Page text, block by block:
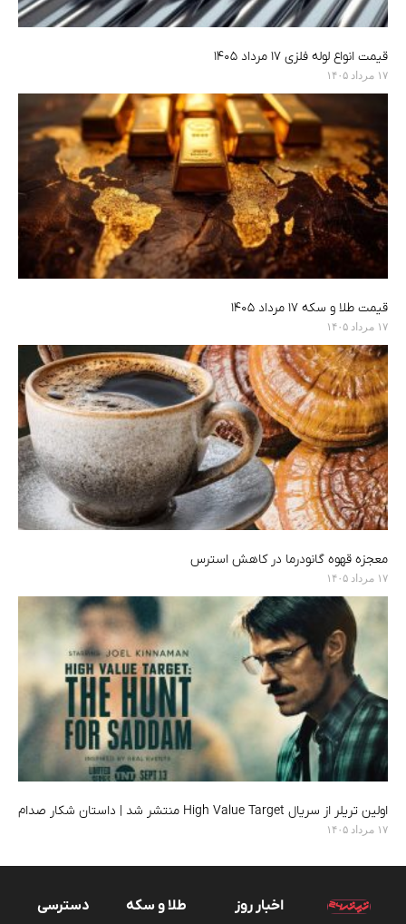
قیمت انواع لوله فلزی ۱۷ مرداد ۱۴۰۵
۱۷ مرداد ۱۴۰۵
قیمت طلا و سکه ۱۷ مرداد ۱۴۰۵
۱۷ مرداد ۱۴۰۵
معجزه قهوه گانودرما در کاهش استرس
۱۷ مرداد ۱۴۰۵
اولین تریلر از سریال High Value Target منتشر شد | داستان شکار صدام
۱۷ مرداد ۱۴۰۵
اخبار روز طلا و سکه
دسترسی